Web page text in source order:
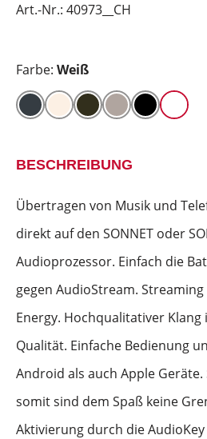
Art.-Nr.: 40973__CH
Farbe: Weiß
BESCHREIBUNG
Übertragen von Musik und
direkt auf den SONNET oder
Audioprozessor. Einfach die
gegen AudioStream.
Energy. Hochqualitativer Klang
Qualität. Einfache Bedienung
Android als auch Apple
somit sind dem Spaß keine
Aktivierung durch die AudioKey